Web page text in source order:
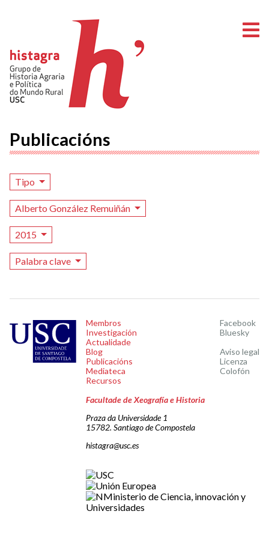
Publicacións
Tipo
Alberto González Remuiñán
2015
Palabra clave
Membros
Investigación
Actualidade
Blog
Publicacións
Mediateca
Recursos
Facebook
Bluesky
Aviso legal
Licenza
Colofón
Facultade de Xeografía e Historia
Praza da Universidade 1
15782. Santiago de Compostela
histagra@usc.es